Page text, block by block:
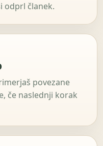
odprl članek.
povezane
če naslednji korak